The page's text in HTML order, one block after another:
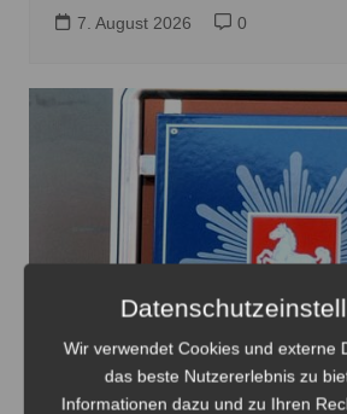
7. August 2026 0
Wir verwendet Cookies und externe
das beste Nutzererlebnis zu
Informationen dazu und zu Ihren